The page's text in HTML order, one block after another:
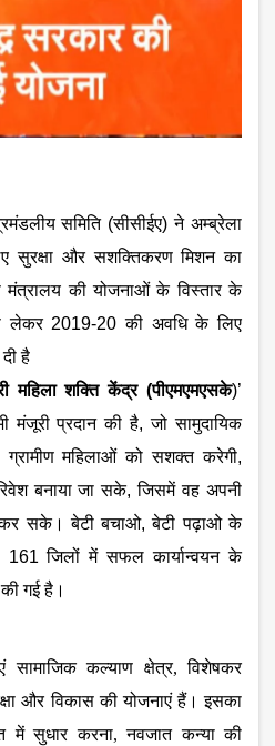
समिति (सीसीईए) ने अम्‍ब्रेला
सुरक्षा और सशक्‍तिकरण मिशन का
मंत्रालय की योजनाओं के विस्‍तार के
लेकर 2019-20 की अवधि के लिए
है
महिला शक्ति केंद्र (पीएमएमएसके)’
मंजूरी प्रदान की है, जो सामुदायिक
ग्रामीण महिलाओं को सशक्‍त करेगी,
बनाया जा सके, जिसमें वह अपनी
कर सके। बेटी बचाओ, बेटी पढ़ाओ के
161 जिलों में सफल कार्यान्‍वयन के
गई है।
सामाजिक कल्‍याण क्षेत्र, विशेषकर
और विकास की योजनाएं हैं। इसका
में सुधार करना, नवजात कन्‍या की